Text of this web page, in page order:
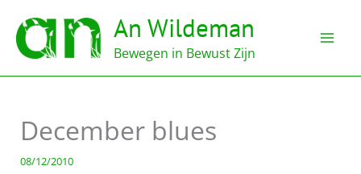
naar
inhoud
An Wildeman
Bewegen in Bewust Zijn
December blues
08/12/2010